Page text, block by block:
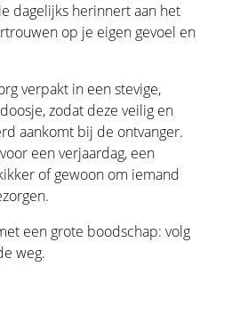
dagelijks herinnert aan het
op je eigen gevoel en
verpakt in een stevige,
zodat deze veilig en
aankomt bij de ontvanger.
een verjaardag, een
of gewoon om iemand
een grote boodschap: volg
weg.